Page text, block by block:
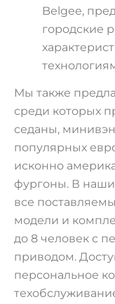
Belgee,
городские
Мы также
среди которых
седаны,
популярных
исконно
фургоны. В
все
модели и
до 8 человек с
приводом.
персональное